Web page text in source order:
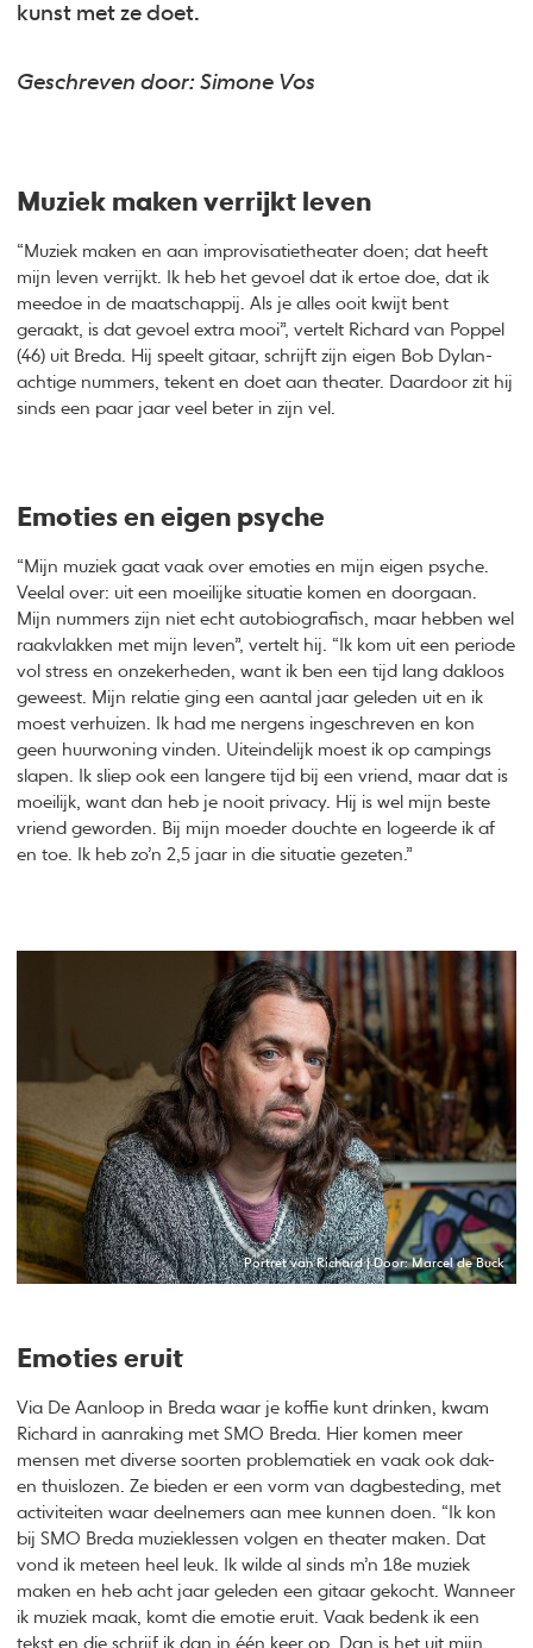
kunst met ze doet.
Geschreven door: Simone Vos
Muziek maken verrijkt leven
“Muziek maken en aan improvisatietheater doen; dat heeft
mijn leven verrijkt. Ik heb het gevoel dat ik ertoe doe, dat ik
meedoe in de maatschappij. Als je alles ooit kwijt bent
geraakt, is dat gevoel extra mooi”, vertelt Richard van Poppel
(46) uit Breda. Hij speelt gitaar, schrijft zijn eigen Bob Dylan-
achtige nummers, tekent en doet aan theater. Daardoor zit hij
sinds een paar jaar veel beter in zijn vel.
Emoties en eigen psyche
“Mijn muziek gaat vaak over emoties en mijn eigen psyche.
Veelal over: uit een moeilijke situatie komen en doorgaan.
Mijn nummers zijn niet echt autobiografisch, maar hebben wel
raakvlakken met mijn leven”, vertelt hij. “Ik kom uit een periode
vol stress en onzekerheden, want ik ben een tijd lang dakloos
geweest. Mijn relatie ging een aantal jaar geleden uit en ik
moest verhuizen. Ik had me nergens ingeschreven en kon
geen huurwoning vinden. Uiteindelijk moest ik op campings
slapen. Ik sliep ook een langere tijd bij een vriend, maar dat is
moeilijk, want dan heb je nooit privacy. Hij is wel mijn beste
vriend geworden. Bij mijn moeder douchte en logeerde ik af
en toe. Ik heb zo’n 2,5 jaar in die situatie gezeten.”
Portret van Richard | Door: Marcel de Buck
Emoties eruit
Via De Aanloop in Breda waar je koffie kunt drinken, kwam
Richard in aanraking met SMO Breda. Hier komen meer
mensen met diverse soorten problematiek en vaak ook dak-
en thuislozen. Ze bieden er een vorm van dagbesteding, met
activiteiten waar deelnemers aan mee kunnen doen. “Ik kon
bij SMO Breda muzieklessen volgen en theater maken. Dat
vond ik meteen heel leuk. Ik wilde al sinds m’n 18e muziek
maken en heb acht jaar geleden een gitaar gekocht. Wanneer
ik muziek maak, komt die emotie eruit. Vaak bedenk ik een
tekst en die schrijf ik dan in één keer op. Dan is het uit mijn